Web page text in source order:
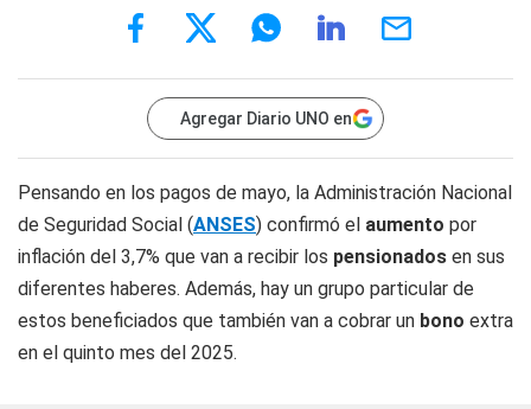
Agregar Diario UNO en
Pensando en los pagos de mayo, la Administración Nacional
de Seguridad Social (ANSES) confirmó el aumento por
inflación del 3,7% que van a recibir los pensionados en sus
diferentes haberes. Además, hay un grupo particular de
estos beneficiados que también van a cobrar un bono extra
en el quinto mes del 2025.